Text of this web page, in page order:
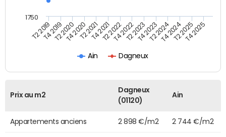
Ain Dagneux
T2 2019T4 2019T2 2020T4 2020T2 2021T4 2021T2 2022T4 2022T2 2023T4 2023T2 2024T4 2024T2 2025T4 2025
1750
Prix au m2
Dagneux
(01120)
Ain
Appartements anciens 2 898 €/m2 2 744 €/m2